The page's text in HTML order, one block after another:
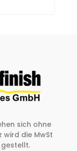
sich ohne
wird die MwSt
gestellt.